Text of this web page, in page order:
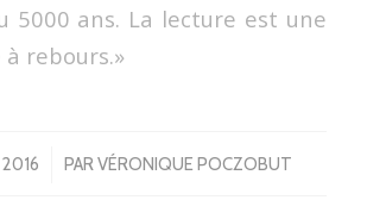
5000 ans. La lecture est une
rebours.»
2016 PARVÉRONIQUE POCZOBUT